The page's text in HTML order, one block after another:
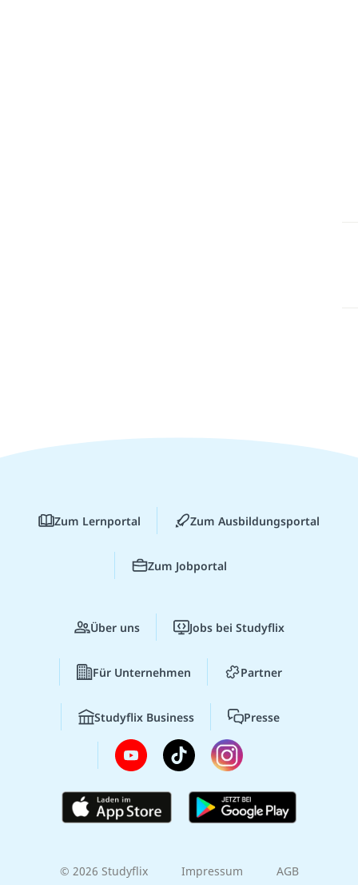
Zum Lernportal Zum Ausbildungsportal
Zum Jobportal
Über uns Jobs bei Studyflix
Für Unternehmen Partner
Studyflix Business Presse
© 2026 Studyflix Impressum AGB